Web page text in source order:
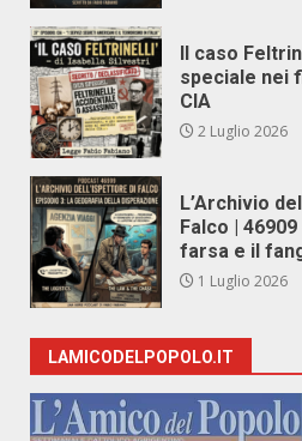
Il caso
speciale nei
CIA
2 Luglio 2026
L’Archivio
Falco |
farsa e il
1 Luglio 2026
LAMICODELPOPOLO.IT